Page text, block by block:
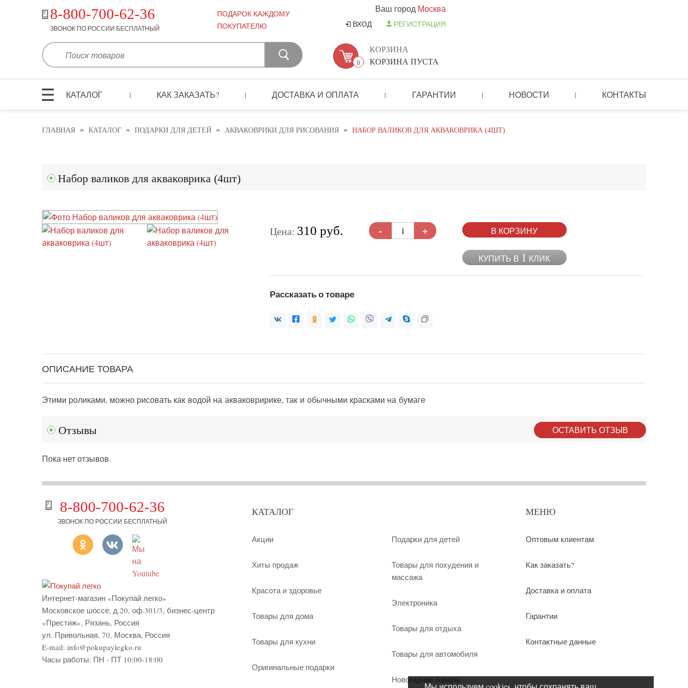
8-800-700-62-36
ЗВОНОК ПО РОССИИ БЕСПЛАТНЫЙ
ПОДАРОК КАЖДОМУ
ПОКУПАТЕЛЮ
Ваш город Москва
ВХОД РЕГИСТРАЦИЯ
0
КОРЗИНА
КОРЗИНА ПУСТА
КАТАЛОГ | КАК ЗАКАЗАТЬ? | ДОСТАВКА И ОПЛАТА | ГАРАНТИИ | НОВОСТИ | КОНТАКТЫ
ГЛАВНАЯ » КАТАЛОГ » ПОДАРКИ ДЛЯ ДЕТЕЙ » АКВАКОВРИКИ ДЛЯ РИСОВАНИЯ » НАБОР ВАЛИКОВ ДЛЯ АКВАКОВРИКА (4ШТ)
Набор валиков для акваковрика (4шт)
Цена: 310 руб. - + В КОРЗИНУ
КУПИТЬ В 1 КЛИК
Рассказать о товаре
ОПИСАНИЕ ТОВАРА
Этими роликами, можно рисовать как водой на акваковририке, так и обычными красками на бумаге
Отзывы ОСТАВИТЬ ОТЗЫВ
Пока нет отзывов.
8-800-700-62-36
ЗВОНОК ПО РОССИИ БЕСПЛАТНЫЙ
Интернет-магазин «Покупай легко»
Московское шоссе, д.20, оф.301/3, бизнес-центр
«Престиж», Рязань, Россия
ул. Привольная, 70, Москва, Россия
E-mail: info@pokupaylegko.ru
Часы работы: ПН - ПТ 10:00-18:00
КАТАЛОГ
Акции
Хиты продаж
Красота и здоровье
Товары для дома
Товары для кухни
Оригинальные подарки
Подарки для детей
Товары для похудения и
массажа
Электроника
Товары для отдыха
Товары для автомобиля
Новогодние товары
МЕНЮ
Оптовым клиентам
Как заказать?
Доставка и оплата
Гарантии
Контактные данные